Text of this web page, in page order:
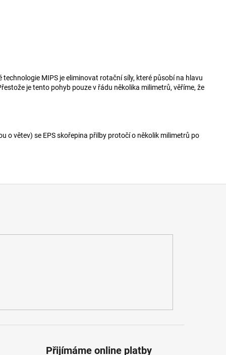
MIPS je eliminovat rotační síly, které působí na hlavu
je tento pohyb pouze v řádu několika milimetrů, věříme, že
o větev) se EPS skořepina přilby protočí o několik milimetrů po
Přijímáme online platby